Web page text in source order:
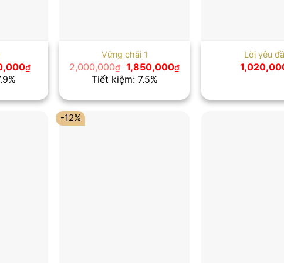
₫Giá
hiện
580,000₫.
Vững chãi 1
2,000,000₫ Giá
gốc
là:
1,850,000₫Giá
là:
1,850,000₫.
Tiết kiệm: 7.5%
Lời yêu
-12%